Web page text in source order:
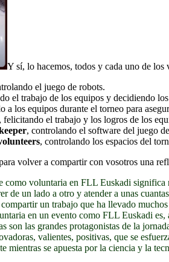
Y sí, lo hacemos, todos y cada uno de los
el juego de robots.
el trabajo de los equipos y decidiendo
a los equipos durante el torneo para
felicitando el trabajo y los logros de los
, controlando el software del juego
, controlando los espacios del
volver a compartir con vosotros una
como voluntaria en FLL Euskadi significa
de un lado a otro y atender a unas
un trabajo que ha llevado
en un evento como FLL Euskadi
son las grandes protagonistas de la
valientes, positivas, que se
mientras se apuesta por la ciencia y la